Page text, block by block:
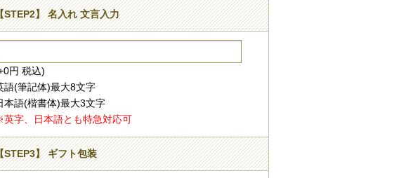
STEP2】 名入れ 文言入力
円 税込)
語(筆記体)最大8文字
本語(楷書体)最大3文字
字、日本語とも特急対応可
STEP3】 ギフト包装